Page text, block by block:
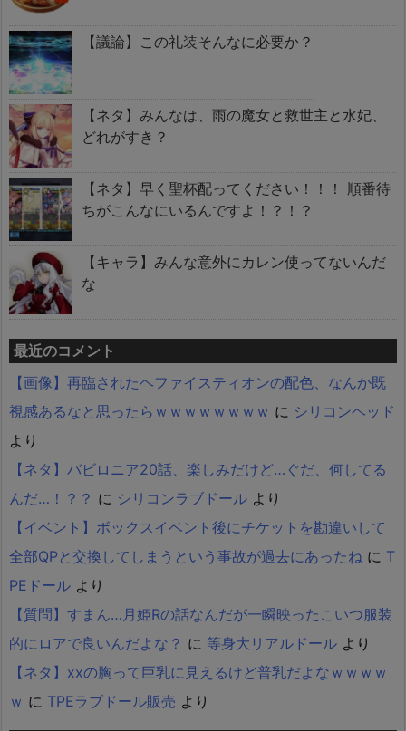
【議論】この礼装そんなに必要か？
【ネタ】みんなは、雨の魔女と救世主と水妃、
どれがすき？
【ネタ】早く聖杯配ってください！！！ 順番待
ちがこんなにいるんですよ！？！？
【キャラ】みんな意外にカレン使ってないんだ
な
最近のコメント
【画像】再臨されたヘファイスティオンの配色、なんか既
視感あるなと思ったらｗｗｗｗｗｗｗｗ に シリコンヘッド
より
【ネタ】バビロニア20話、楽しみだけど…ぐだ、何してる
んだ…！？？ に シリコンラブドール より
【イベント】ボックスイベント後にチケットを勘違いして
全部QPと交換してしまうという事故が過去にあったね に T
PEドール より
【質問】すまん…月姫Rの話なんだが一瞬映ったこいつ服装
的にロアで良いんだよな？ に 等身大リアルドール より
【ネタ】xxの胸って巨乳に見えるけど普乳だよなｗｗｗｗ
ｗ に TPEラブドール販売 より